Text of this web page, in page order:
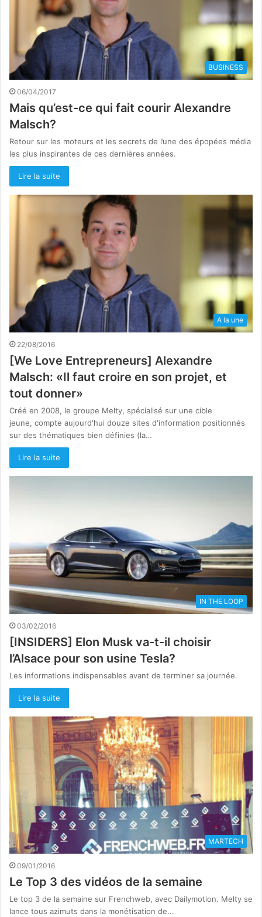
BUSINESS
06/04/2017
Mais qu’est-ce qui fait courir Alexandre
Malsch?
Retour sur les moteurs et les secrets de l’une des épopées média
les plus inspirantes de ces dernières années.
Lire la suite
A la une
22/08/2016
[We Love Entrepreneurs] Alexandre
Malsch: «Il faut croire en son projet, et
tout donner»
Créé en 2008, le groupe Melty, spécialisé sur une cible
jeune, compte aujourd'hui douze sites d'information positionnés
sur des thématiques bien définies (la…
Lire la suite
IN THE LOOP
03/02/2016
[INSIDERS] Elon Musk va-t-il choisir
l’Alsace pour son usine Tesla?
Les informations indispensables avant de terminer sa journée.
Lire la suite
MARTECH
09/01/2016
Le Top 3 des vidéos de la semaine
Le top 3 de la semaine sur Frenchweb, avec Dailymotion. Melty se
lance tous azimuts dans la monétisation de...